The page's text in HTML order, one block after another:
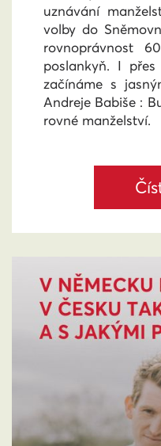
uznávání
volby do
rovnoprávnost
poslankyň. I
začínáme s
Andreje Babiše :
rovné manželství.